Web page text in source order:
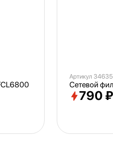
Артикул
Сетевой
790 ₽